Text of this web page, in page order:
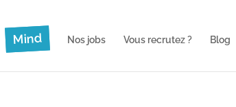
Mind Nos jobs Vous recrutez ? Blog